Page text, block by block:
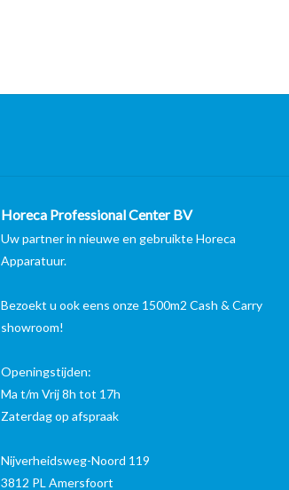
Horeca Professional Center BV
Uw partner in nieuwe en gebruikte Horeca
Apparatuur.
Bezoekt u ook eens onze 1500m2 Cash & Carry
showroom!
Openingstijden:
Ma t/m Vrij 8h tot 17h
Zaterdag op afspraak
Nijverheidsweg-Noord 119
3812 PL Amersfoort